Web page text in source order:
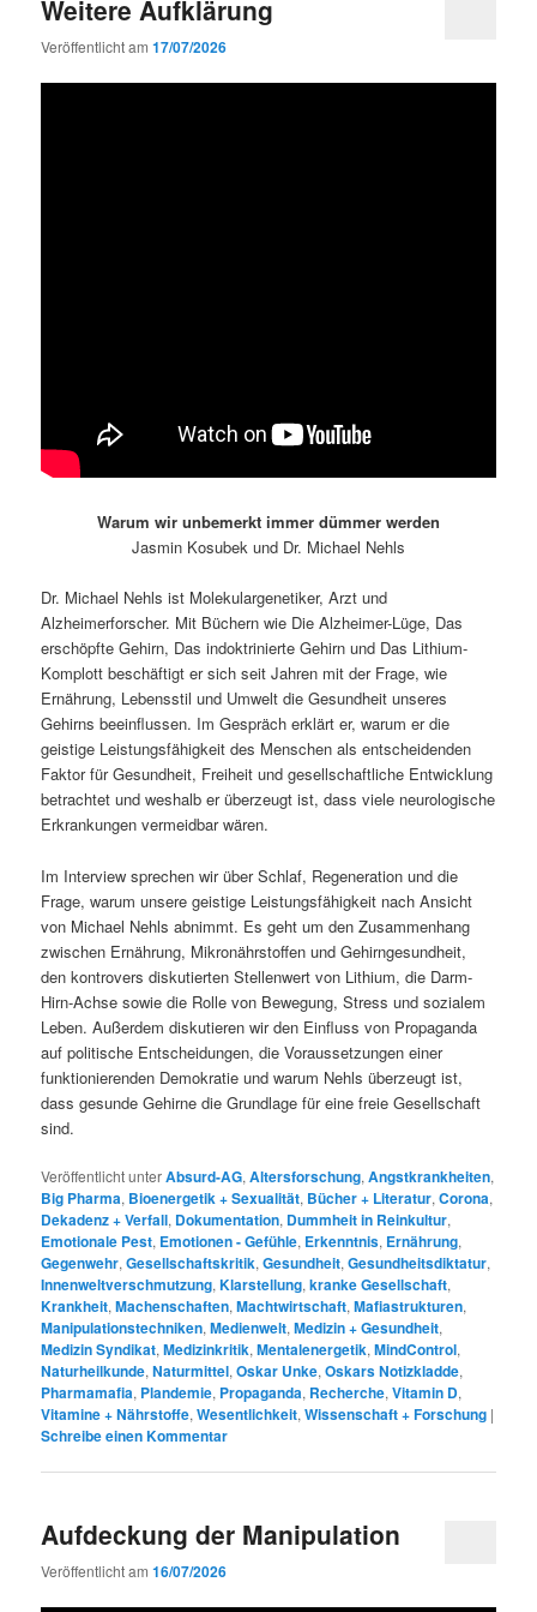
Weitere Aufklärung
Veröffentlicht am17/07/2026
Warum wir unbemerkt immer dümmer werden
Jasmin Kosubek und Dr. Michael Nehls
Dr. Michael Nehls ist Molekulargenetiker, Arzt und
Alzheimerforscher. Mit Büchern wie Die Alzheimer-Lüge, Das
erschöpfte Gehirn, Das indoktrinierte Gehirn und Das Lithium-
Komplott beschäftigt er sich seit Jahren mit der Frage, wie
Ernährung, Lebensstil und Umwelt die Gesundheit unseres
Gehirns beeinflussen. Im Gespräch erklärt er, warum er die
geistige Leistungsfähigkeit des Menschen als entscheidenden
Faktor für Gesundheit, Freiheit und gesellschaftliche Entwicklung
betrachtet und weshalb er überzeugt ist, dass viele neurologische
Erkrankungen vermeidbar wären.
Im Interview sprechen wir über Schlaf, Regeneration und die
Frage, warum unsere geistige Leistungsfähigkeit nach Ansicht
von Michael Nehls abnimmt. Es geht um den Zusammenhang
zwischen Ernährung, Mikronährstoffen und Gehirngesundheit,
den kontrovers diskutierten Stellenwert von Lithium, die Darm-
Hirn-Achse sowie die Rolle von Bewegung, Stress und sozialem
Leben. Außerdem diskutieren wir den Einfluss von Propaganda
auf politische Entscheidungen, die Voraussetzungen einer
funktionierenden Demokratie und warum Nehls überzeugt ist,
dass gesunde Gehirne die Grundlage für eine freie Gesellschaft
sind.
Veröffentlicht unterAbsurd-AG,Altersforschung,Angstkrankheiten,
Big Pharma, Bioenergetik + Sexualität, Bücher + Literatur,Corona,
Dekadenz + Verfall, Dokumentation, Dummheit in Reinkultur,
Emotionale Pest, Emotionen - Gefühle, Erkenntnis, Ernährung,
Gegenwehr,Gesellschaftskritik,Gesundheit,Gesundheitsdiktatur,
Innenweltverschmutzung,Klarstellung,kranke Gesellschaft,
Krankheit,Machenschaften,Machtwirtschaft,Mafiastrukturen,
Manipulationstechniken,Medienwelt,Medizin + Gesundheit,
Medizin Syndikat,Medizinkritik,Mentalenergetik,MindControl,
Naturheilkunde,Naturmittel,Oskar Unke,Oskars Notizkladde,
Pharmamafia, Plandemie, Propaganda, Recherche,Vitamin D,
Vitamine + Nährstoffe,Wesentlichkeit,Wissenschaft + Forschung |
Schreibe einen Kommentar
Aufdeckung der Manipulation
Veröffentlicht am16/07/2026